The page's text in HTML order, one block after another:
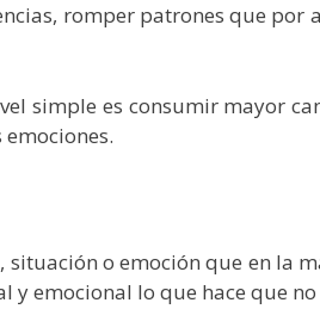
romper patrones que por
simple es consumir mayor
o emoción que en la
y emocional lo que hace que